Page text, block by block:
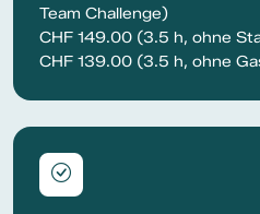
Team Challenge)
CHF 149.00 (3.5 h, ohne
CHF 139.00 (3.5 h, ohne